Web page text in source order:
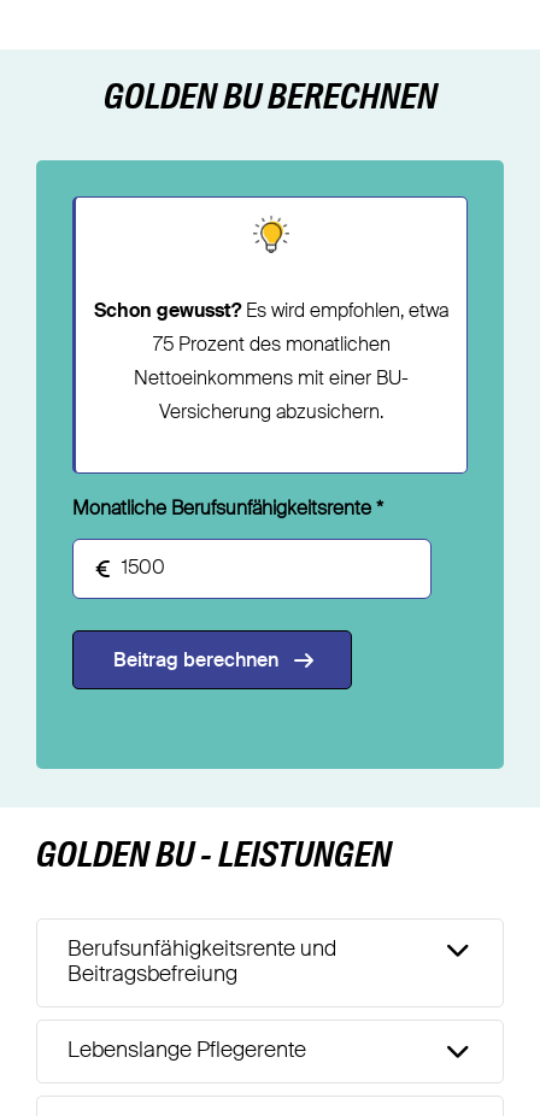
GOLDEN BU BERECHNEN
Schon gewusst?Es wird empfohlen, etwa
75 Prozent des monatlichen
Nettoeinkommens mit einer BU-
Versicherung abzusichern.
Monatliche Berufsunfähigkeitsrente *
Beitrag berechnen
GOLDEN BU - LEISTUNGEN
Berufsunfähigkeitsrente und
Beitragsbefreiung
Lebenslange Pflegerente